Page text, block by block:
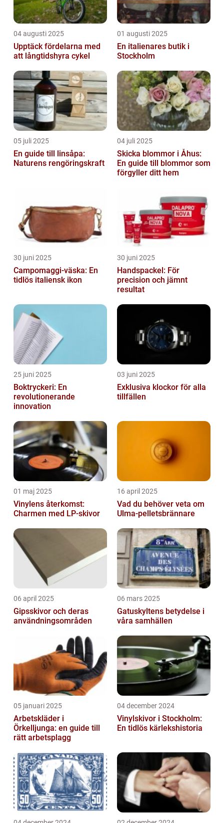
04 augusti 2025
Upptäck fördelarna med
att långtidshyra cykel
01 augusti 2025
En italienares butik i
Stockholm
05 juli 2025
En guide till linsåpa:
Naturens rengöringskraft
04 juli 2025
Skicka blommor i Åhus:
En guide till blommor som
förgyller ditt hem
30 juni 2025
Campomaggi-väska: En
tidlös italiensk ikon
30 juni 2025
Handspackel: För
precision och jämnt
resultat
25 juni 2025
Boktryckeri: En
revolutionerande
innovation
03 juni 2025
Exklusiva klockor för alla
tillfällen
01 maj 2025
Vinylens återkomst:
Charmen med LP-skivor
16 april 2025
Vad du behöver veta om
Ulma-pelletsbrännare
06 april 2025
Gipsskivor och deras
användningsområden
06 mars 2025
Gatuskyltens betydelse i
våra samhällen
05 januari 2025
Arbetskläder i
Örkelljunga: en guide till
rätt arbetsplagg
04 december 2024
Vinylskivor i Stockholm:
En tidlös kärlekshistoria